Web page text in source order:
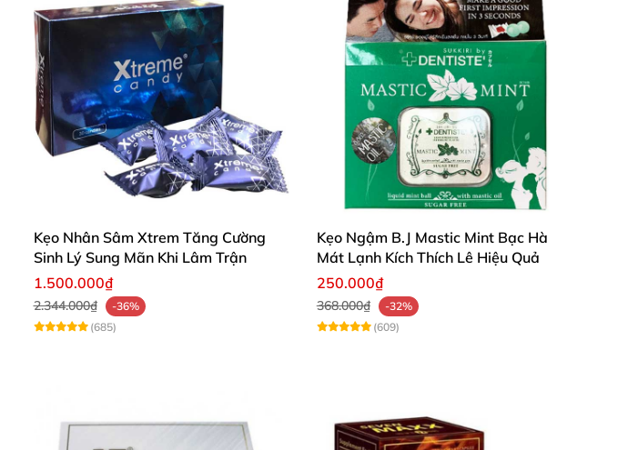
Kẹo Nhân Sâm Xtrem Tăng Cường
Sinh Lý Sung Mãn Khi Lâm Trận
1.500.000₫
2.344.000₫
-36%
(685)
Kẹo Ngậm B.J Mastic Mint Bạc Hà
Mát Lạnh Kích Thích Lê Hiệu Quả
250.000₫
368.000₫
-32%
(609)